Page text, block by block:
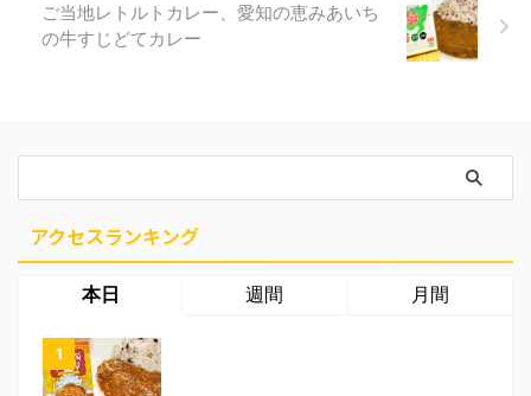
ご当地レトルトカレー、愛知の恵みあいち
の牛すじどてカレー
アクセスランキング
本日 週間 月間